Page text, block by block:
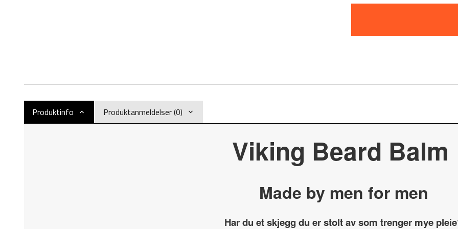
Produktinfo Produktanmeldelser (0)
Viking Beard Balm
Made by men for men
Har du et skjegg du er stolt av som trenger mye